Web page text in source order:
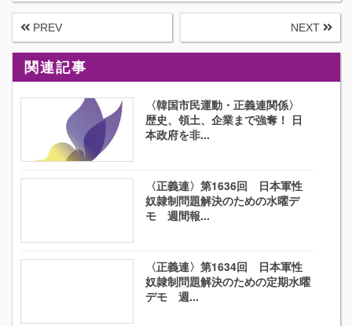
PREV NEXT
関連記事
〈韓国市民運動・正義連関係〉
歴史、領土、企業まで強奪！ 日
本政府を非...
〈正義連〉第1636回 日本軍性
奴隷制問題解決のための水曜デ
モ 週間報...
〈正義連〉第1634回 日本軍性
奴隷制問題解決のための定期水曜
デモ 週...